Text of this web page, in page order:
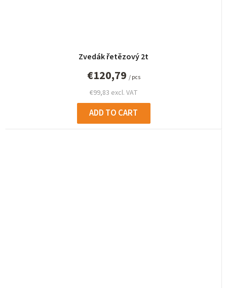
Zvedák řetězový 2t
€99,83 excl. VAT
€120,79 / pcs
ADD TO CART